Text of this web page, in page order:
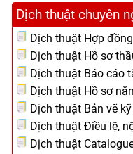
Dịch thuật chuyên
Dịch thuật Hợp
Dịch thuật Hồ sơ
Dịch thuật Báo cáo
Dịch thuật Hồ sơ
Dịch thuật Bản vẽ
Dịch thuật Điều lệ,
Dịch thuật